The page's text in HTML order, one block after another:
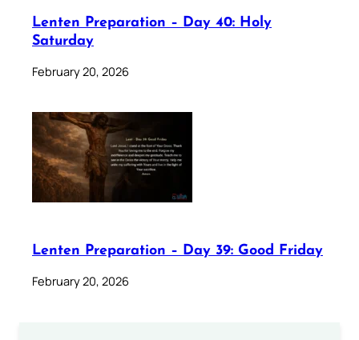
Lenten Preparation – Day 40: Holy
Saturday
February 20, 2026
Lenten Preparation – Day 39: Good Friday
February 20, 2026